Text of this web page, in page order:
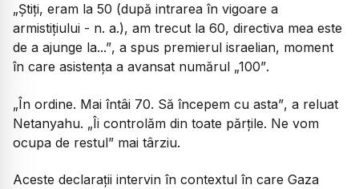
„Știți, eram la 50 (după intrarea în vigoare a
armistițiului - n. a.), am trecut la 60, directiva mea este
de a ajunge la...”, a spus premierul israelian, moment
în care asistența a avansat numărul „100”.
„În ordine. Mai întâi 70. Să începem cu asta”, a reluat
Netanyahu. „Îi controlăm din toate părțile. Ne vom
ocupa de restul” mai târziu.
Aceste declarații intervin în contextul în care Gaza